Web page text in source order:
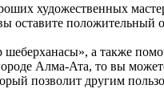
художественных
оставите
а также
Алма-Ата, то вы
позволит другим